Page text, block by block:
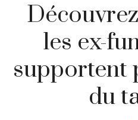
les ex-
supportent
du